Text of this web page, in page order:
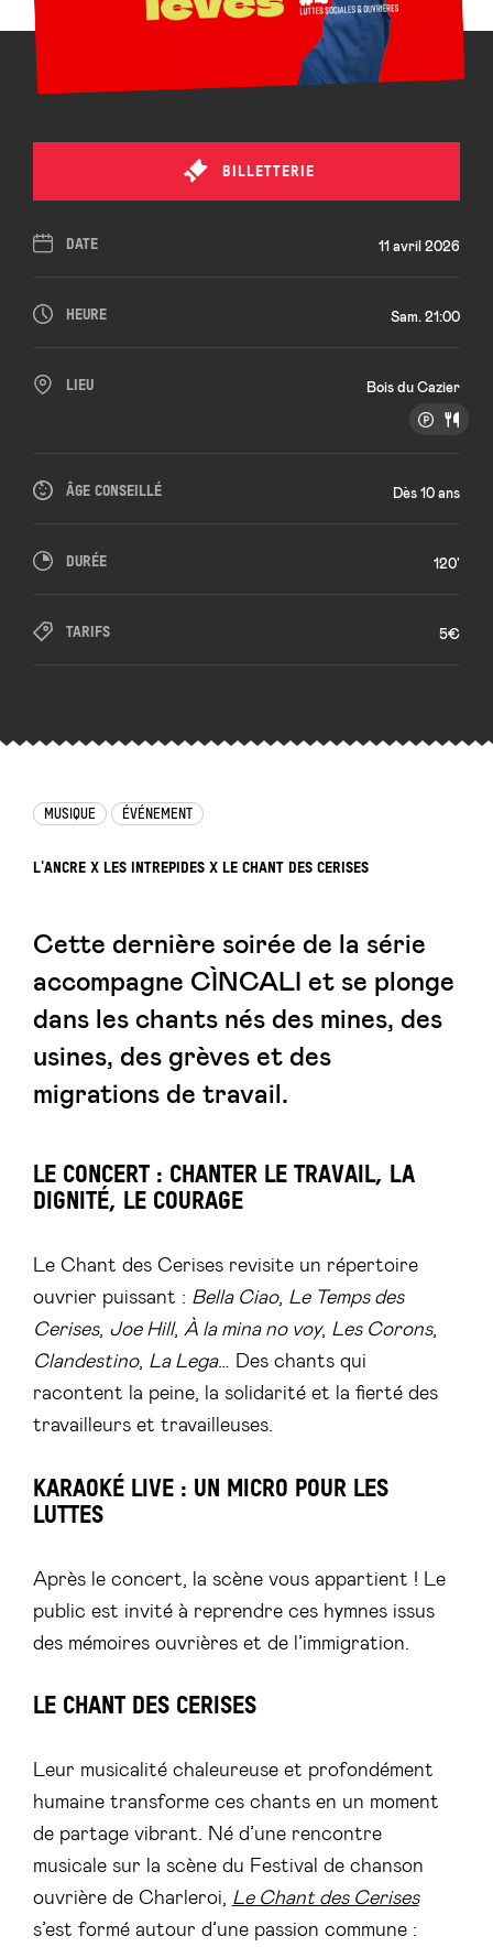
DATE 11 avril 2026
HEURE Sam. 21:00
LIEU Bois du Cazier
ÂGE CONSEILLÉ Dès 10 ans
DURÉE 120'
TARIFS 5€
BILLETTERIE
L'ANCRE X LES INTREPIDES X LE CHANT DES CERISES
MUSIQUE ÉVÉNEMENT
Cette dernière soirée de la série
accompagne CÌNCALI et se plonge
dans les chants nés des mines, des
usines, des grèves et des
migrations de travail.
LE CONCERT : CHANTER LE TRAVAIL, LA
DIGNITÉ, LE COURAGE
Le Chant des Cerises revisite un répertoire
ouvrier puissant : Bella Ciao, Le Temps des
Cerises, Joe Hill, À la mina no voy, Les Corons,
Clandestino, La Lega… Des chants qui
racontent la peine, la solidarité et la fierté des
travailleurs et travailleuses.
KARAOKÉ LIVE : UN MICRO POUR LES
LUTTES
Après le concert, la scène vous appartient ! Le
public est invité à reprendre ces hymnes issus
des mémoires ouvrières et de l’immigration.
LE CHANT DES CERISES
Leur musicalité chaleureuse et profondément
humaine transforme ces chants en un moment
de partage vibrant. Né d’une rencontre
musicale sur la scène du Festival de chanson
ouvrière de Charleroi, Le Chant des Cerises
s’est formé autour d’une passion commune :